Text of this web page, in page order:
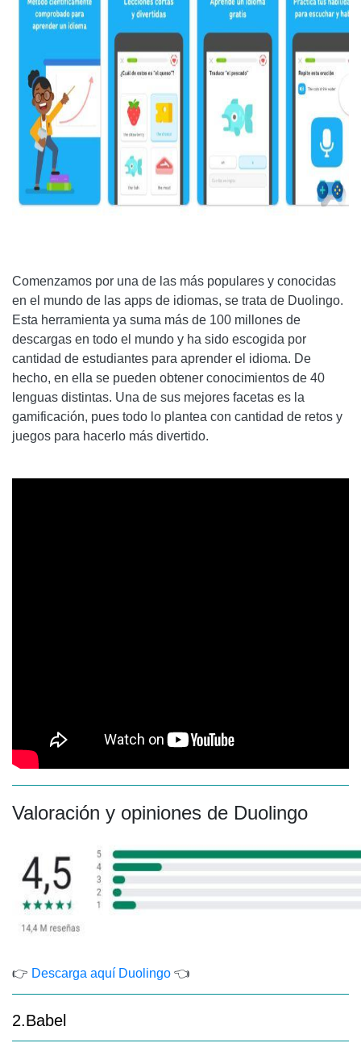
Comenzamos por una de las más populares y conocidas
en el mundo de las apps de idiomas, se trata de Duolingo.
Esta herramienta ya suma más de 100 millones de
descargas en todo el mundo y ha sido escogida por
cantidad de estudiantes para aprender el idioma. De
hecho, en ella se pueden obtener conocimientos de 40
lenguas distintas. Una de sus mejores facetas es la
gamificación, pues todo lo plantea con cantidad de retos y
juegos para hacerlo más divertido.
Valoración y opiniones de Duolingo
👉 Descarga aquí Duolingo 👈
2.Babel